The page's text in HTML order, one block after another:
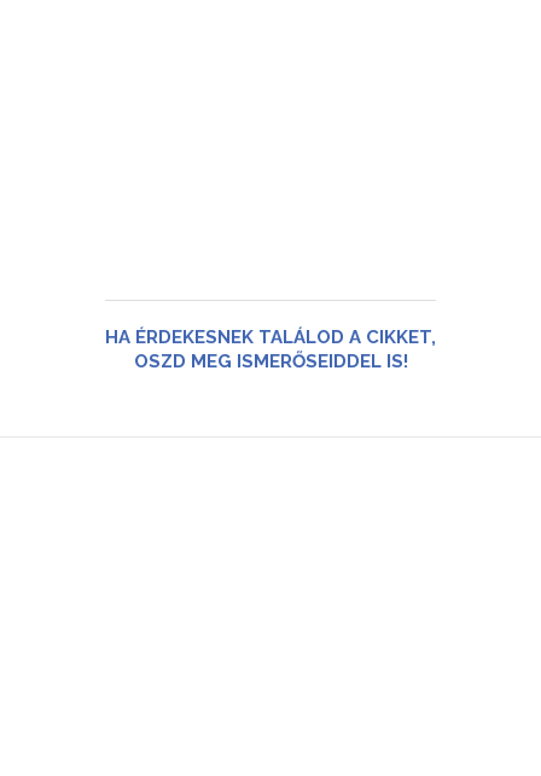
HA ÉRDEKESNEK TALÁLOD A CIKKET,
OSZD MEG ISMERŐSEIDDEL IS!